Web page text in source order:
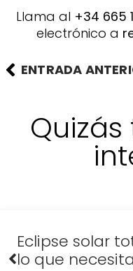
Llama al +34 665
electrónico a
ENTRADA
Eclipse solar
lo que